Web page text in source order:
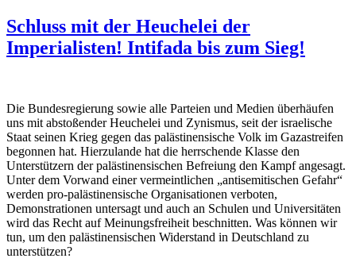
Schluss mit der Heuchelei der
Imperialisten! Intifada bis zum Sieg!
Die Bundesregierung sowie alle Parteien und Medien überhäufen
uns mit abstoßender Heuchelei und Zynismus, seit der israelische
Staat seinen Krieg gegen das palästinensische Volk im Gazastreifen
begonnen hat. Hierzulande hat die herrschende Klasse den
Unterstützern der palästinensischen Befreiung den Kampf angesagt.
Unter dem Vorwand einer vermeintlichen „antisemitischen Gefahr“
werden pro-palästinensische Organisationen verboten,
Demonstrationen untersagt und auch an Schulen und Universitäten
wird das Recht auf Meinungsfreiheit beschnitten. Was können wir
tun, um den palästinensischen Widerstand in Deutschland zu
unterstützen?